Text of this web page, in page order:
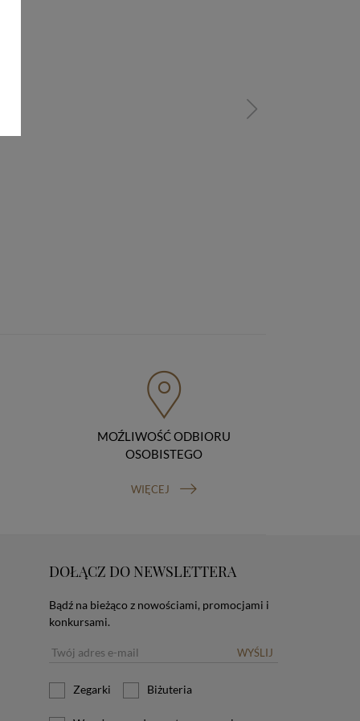
MOŹLIWOŚĆ ODBIORU
OSOBISTEGO
WIĘCEJ
DOŁĄCZ DO NEWSLETTERA
Bądź na bieżąco z nowościami, promocjami i
konkursami.
WYŚLIJ
Zegarki Biżuteria